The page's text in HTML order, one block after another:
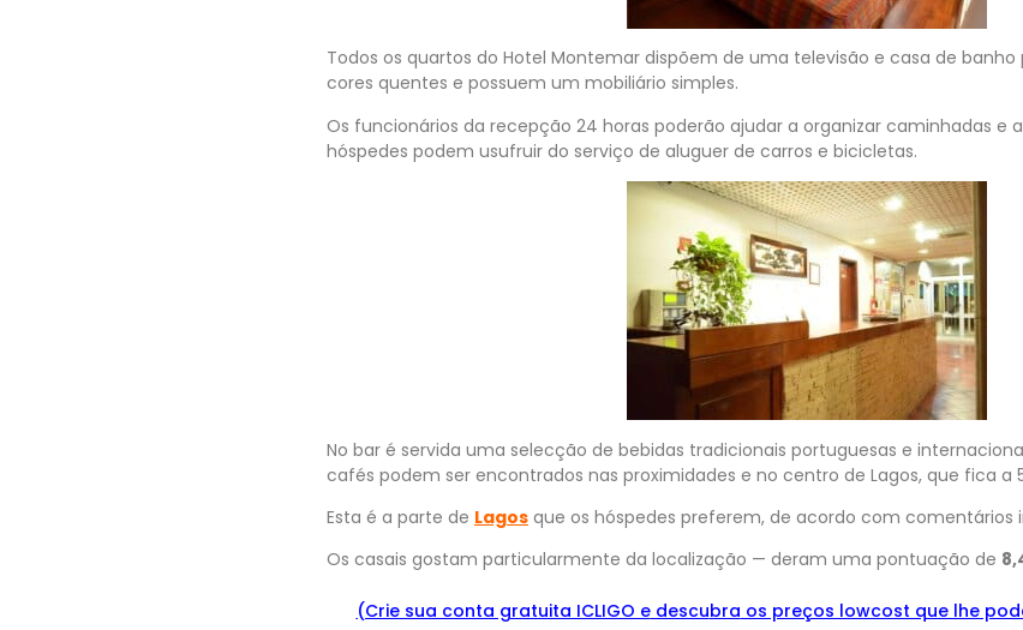
Todos os quartos do Hotel Montemar dispõem de uma televisão e casa de
cores quentes e possuem um mobiliário simples.
Os funcionários da recepção 24 horas poderão ajudar a organizar caminhadas e
hóspedes podem usufruir do serviço de aluguer de carros e bicicletas.
No bar é servida uma selecção de bebidas tradicionais portuguesas e
cafés podem ser encontrados nas proximidades e no centro de Lagos, que fica a
Esta é a parte de Lagos que os hóspedes preferem, de acordo com comentários
Os casais gostam particularmente da localização — deram uma pontuação de
(Crie sua conta gratuita ICLIGO edescubra os preços lowcost que lhe